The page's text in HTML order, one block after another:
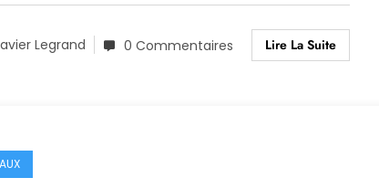
Legrand 0 Commentaires Lire La Suite